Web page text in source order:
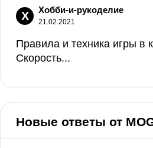
Х Хобби-и-рукоделие
21.02.2021
Правила и техника игры в
Скорость...
Новые ответы от